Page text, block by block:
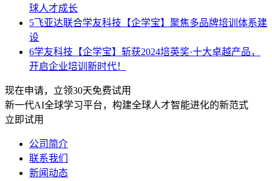
球人才成长
5飞亚达联合学友科技【企学宝】聚焦多品牌培训体系建
设
6学友科技【企学宝】斩获2024培英奖·十大卓越产品，
开启企业培训新时代！
现在申请，立领30天免费试用
新一代AI全球学习平台，构建全球人才智能进化的新范式
立即试用
公司简介
联系我们
新闻动态